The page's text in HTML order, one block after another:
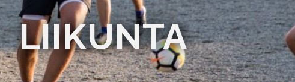
LIIKUNTA